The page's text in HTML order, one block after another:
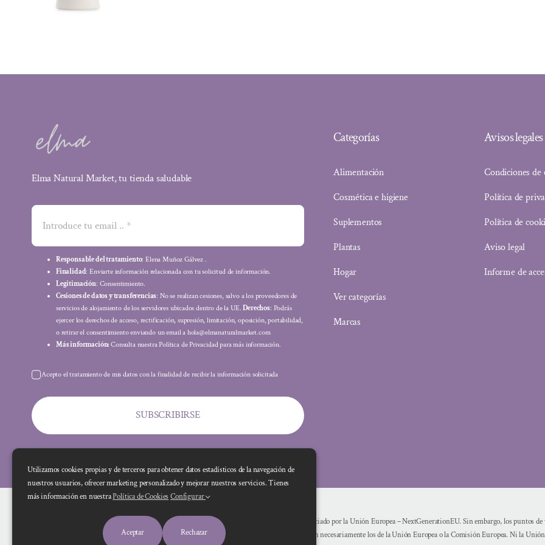
Elma Natural Market, tu tienda saludable
Responsable del tratamiento: Elena Muñoz Gálvez .
Finalidad: Enviarte información relacionada con tu solicitud de información.
Legitimación: Consentimiento.
Cesiones de datos y transferencias: No se realizan cesiones, salvo a los proveedores de
servicios de alojamiento de los servidores ubicados dentro de la UE.Derechos: Podrás
ejercer los derechos de acceso, rectificación, supresión, limitación, oposición, portabilidad,
o retirar el consentimiento enviando un email a hola@elmanaturalmarket.com
Más información: Consulta nuestra Política de Privacidad para más información.
Acepto el tratamiento de mis datos con la finalidad de recibir la información solicitada
SUBSCRIBIRSE
Categorías
Alimentación
Cosmética e higiene
Suplementos
Plantas
Hogar
Ver categorías
Marcas
Avisos legales
Condiciones de
Política de
Política de
Aviso legal
Informe de
Financiado por la Unión Europea – NextGenerationEU. Sin embargo, los puntos
reflejan necesariamente los de la Unión Europea o la Comisión Europea. Ni la
Utilizamos cookies propias y de terceros para obtener datos estadísticos de la navegación de
nuestros usuarios, ofrecer marketing personalizado y mejorar nuestros servicios. Tienes
más información en nuestraPolítica de Cookies Configurar
Aceptar Rechazar